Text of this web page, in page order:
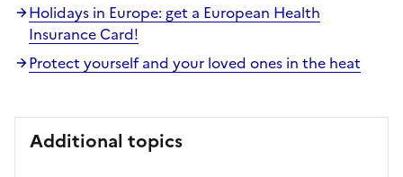
Holidays in Europe: get a European Health
Insurance Card!
Protect yourself and your loved ones in the heat
Additional topics